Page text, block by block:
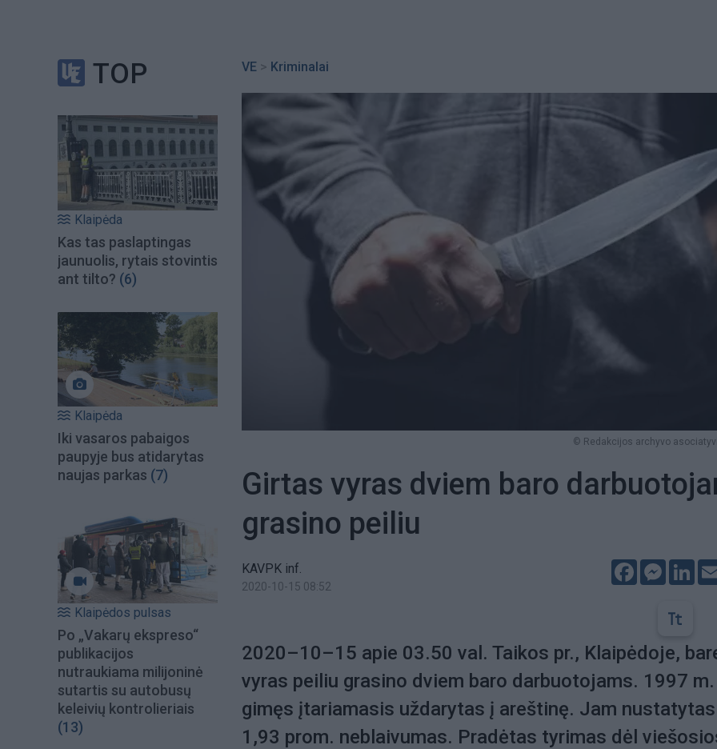
TOP
Klaipėda
Kas tas paslaptingas
jaunuolis, rytais stovintis
ant tilto? (6)
Klaipėda
Iki vasaros pabaigos
paupyje bus atidarytas
naujas parkas (7)
Klaipėdos pulsas
Po „Vakarų ekspreso“
publikacijos
nutraukiama milijoninė
sutartis su autobusų
keleivių kontrolieriais
(13)
VE > Kriminalai
© Redakcijos archyvo
Girtas vyras dviem baro
grasino peiliu
KAVPK inf.
2020-10-15 08:52
Facebook
2020–10–15 apie 03.50 val. Taikos pr., Klaipėdoje,
vyras peiliu grasino dviem baro darbuotojams. 1997 m.
gimęs įtariamasis uždarytas į areštinę. Jam nustatytas
1,93 prom. neblaivumas. Pradėtas tyrimas dėl